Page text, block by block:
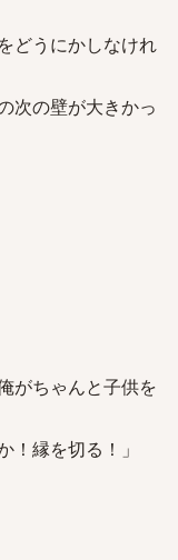
どうにかしなけれ
次の壁が大きかっ
がちゃんと子供を
！縁を切る！」